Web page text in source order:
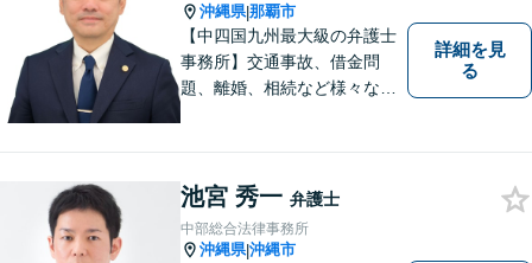
沖縄県|那覇市
【中四国九州最大級の弁護士
事務所】交通事故、借金問
題、離婚、相続など様々な問
い！
詳細を見
る
池宮 秀一 弁護士
中部総合法律事務所
沖縄県|沖縄市